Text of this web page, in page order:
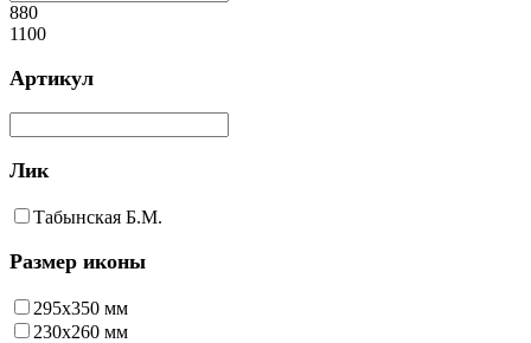
880
1100
Артикул
Лик
Табынская Б.М.
Размер иконы
295х350 мм
230х260 мм